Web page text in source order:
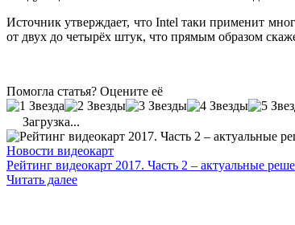
Источник утверждает, что Intel таки применит
от двух до четырёх штук, что прямым образом
Помогла статья? Оцените её
Загрузка...
Новости видеокарт
Рейтинг видеокарт 2017. Часть 2 – актуальные
Читать далее